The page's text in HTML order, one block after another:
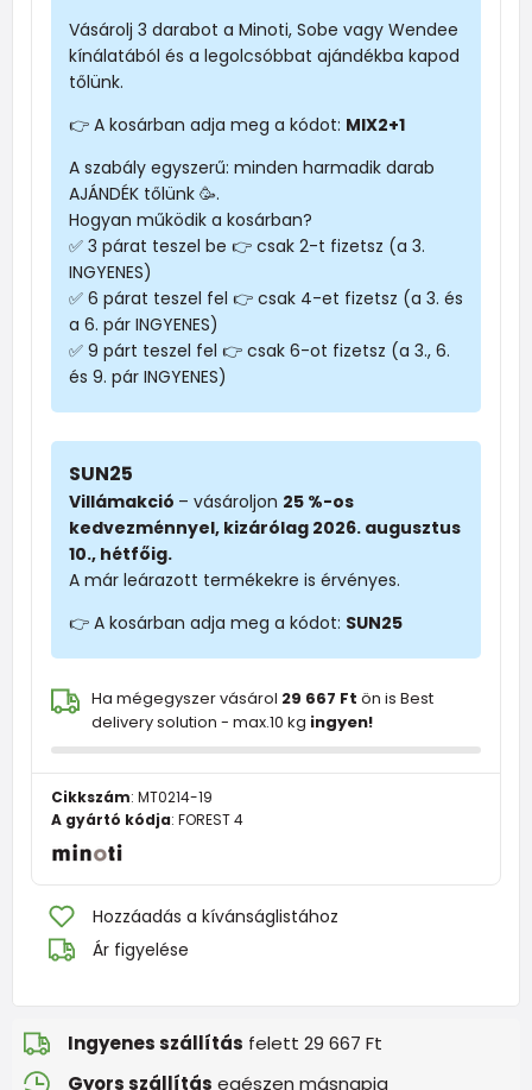
Vásárolj 3 darabot a Minoti, Sobe vagy Wendee
kínálatából és a legolcsóbbat ajándékba kapod
tőlünk.
👉 A kosárban adja meg a kódot: MIX2+1
A szabály egyszerű: minden harmadik darab
AJÁNDÉK tőlünk 🥳.
Hogyan működik a kosárban?
✅ 3 párat teszel be 👉 csak 2-t fizetsz (a 3.
INGYENES)
✅ 6 párat teszel fel 👉 csak 4-et fizetsz (a 3. és
a 6. pár INGYENES)
✅ 9 párt teszel fel 👉 csak 6-ot fizetsz (a 3., 6.
és 9. pár INGYENES)
SUN25
Villámakció – vásároljon 25 %-os
kedvezménnyel, kizárólag 2026. augusztus
10., hétfőig.
A már leárazott termékekre is érvényes.
👉 A kosárban adja meg a kódot: SUN25
Ha mégegyszer vásárol 29 667 Ft ön is Best
delivery solution - max.10 kg ingyen!
Cikkszám: MT0214-19
A gyártó kódja: FOREST 4
Hozzáadás a kívánságlistához
Ár figyelése
Ingyenes szállítás felett 29 667 Ft
Gyors szállítás egészen másnapig